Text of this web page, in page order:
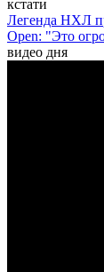
кстати
Легенда НХЛ
Open: "Это
видео дня